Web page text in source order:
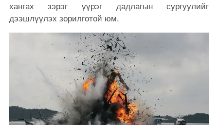
хангах зэрэг үүрэг дадлагын сургуулийг
дээшлүүлэх зорилготой юм.